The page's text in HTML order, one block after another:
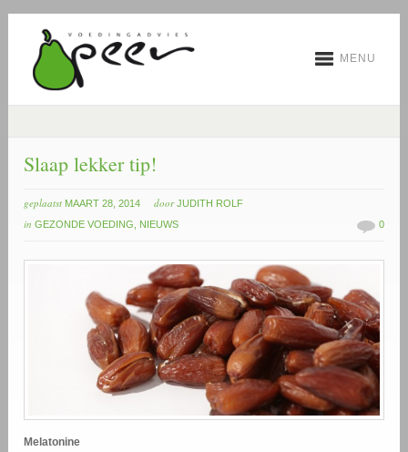
MENU
Slaap lekker tip!
geplaatst MAART 28, 2014 door JUDITH ROLF
inGEZONDE VOEDING NIEUWS 0
Melatonine